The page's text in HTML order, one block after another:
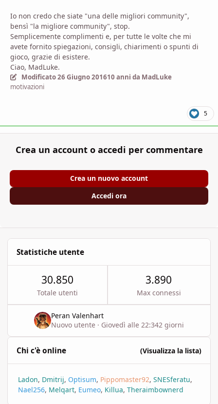
Io non credo che siate "una delle migliori community",
bensì "la migliore community", stop.
Semplicemente complimenti e, per tutte le volte che mi
avete fornito spiegazioni, consigli, chiarimenti o spunti di
gioco, grazie di esistere.
Ciao, MadLuke.
Modificato26 Giugno 201610 anni da MadLuke
motivazioni
5
Crea un account o accedi per commentare
Crea un nuovo account
Accedi ora
Statistiche utente
30.850
Totale utenti
3.890
Max connessi
Peran Valenhart
Nuovo utente · Giovedì alle 22:342 giorni
Chi c'è online (Visualizza la lista)
Ladon Dmitrij Optisum Pippomaster92 SNESferatu
Nael256 Melqart Eumeo Killua Theraimbownerd